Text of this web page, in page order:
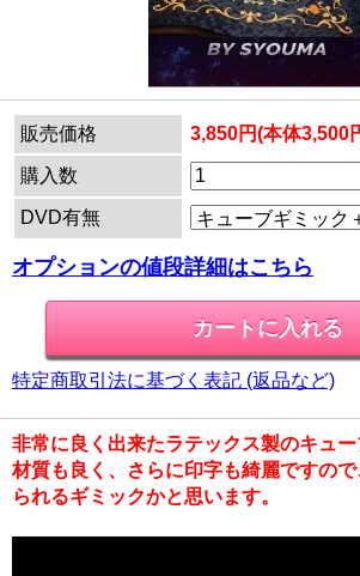
販売価格 3,850円(本体3,500
購入数
DVD有無
オプションの値段詳細はこちら
特定商取引法に基づく表記 (返品など)
非常に良く出来たラテックス製のキュー
材質も良く、さらに印字も綺麗ですの
られるギミックかと思います。